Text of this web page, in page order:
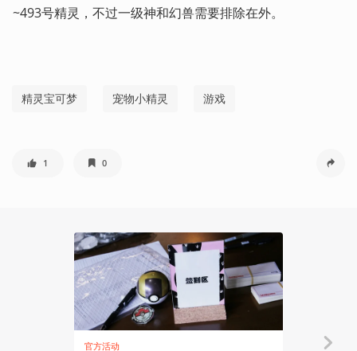
~493号精灵，不过一级神和幻兽需要排除在外。
精灵宝可梦 宠物小精灵 游戏
1 0
官方活动